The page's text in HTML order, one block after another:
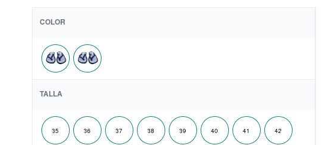
COLOR
TALLA
35 36 37 38 39 40 41 42